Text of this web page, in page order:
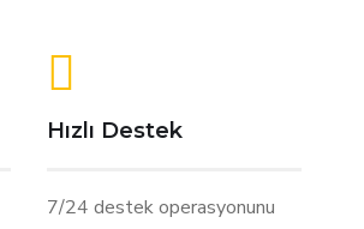
Hızlı Destek
7/24 destek operasyonunu